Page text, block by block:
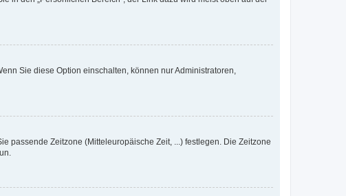
Sie diese Option einschalten, können nur Administratoren,
passende Zeitzone (Mitteleuropäische Zeit, ...) festlegen. Die Zeitzone